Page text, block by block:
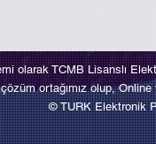
olarak TCMB Lisanslı
ortağımız olup,
© TURK Elektronik